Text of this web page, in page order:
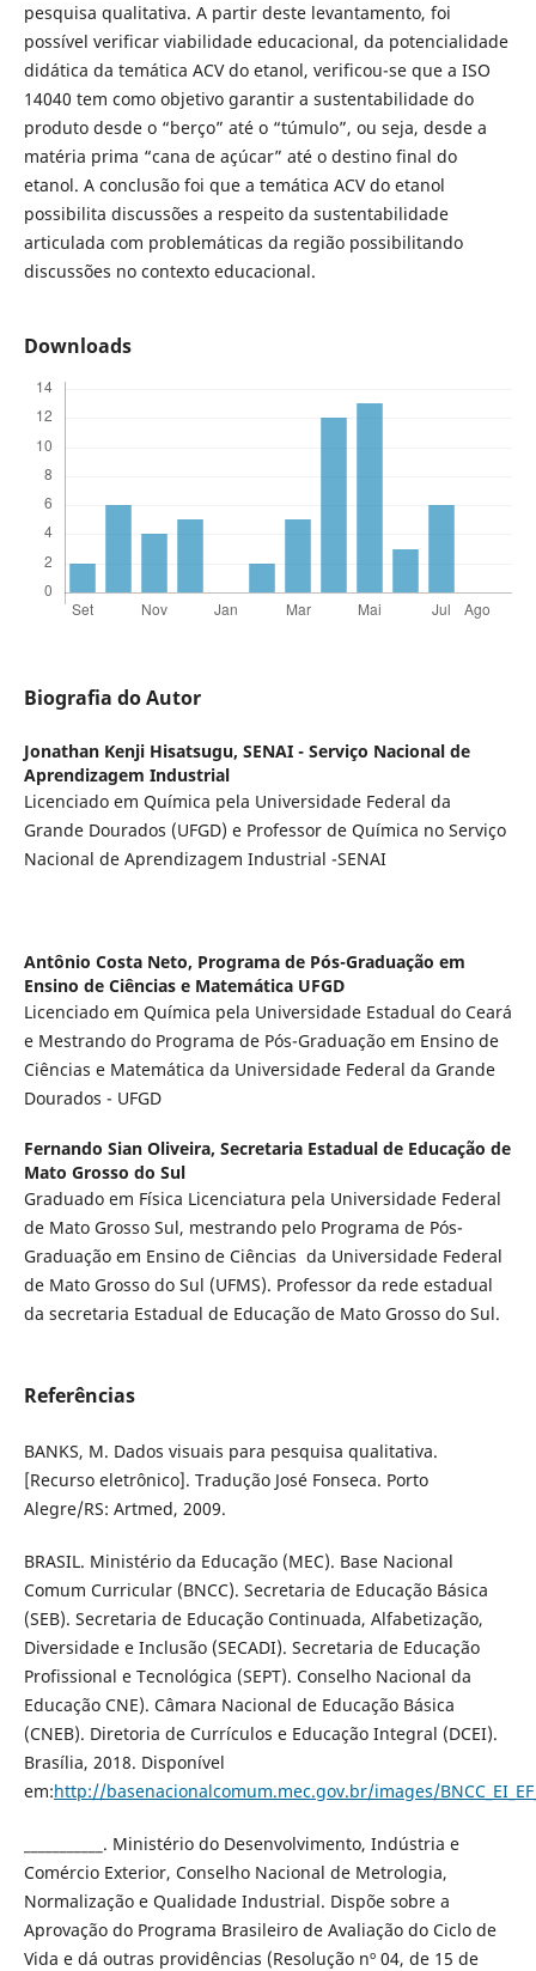
pesquisa qualitativa. A partir deste levantamento, foi
possível verificar viabilidade educacional, da potencialidade
didática da temática ACV do etanol, verificou-se que a ISO
14040 tem como objetivo garantir a sustentabilidade do
produto desde o “berço” até o “túmulo”, ou seja, desde a
matéria prima “cana de açúcar” até o destino final do
etanol. A conclusão foi que a temática ACV do etanol
possibilita discussões a respeito da sustentabilidade
articulada com problemáticas da região possibilitando
discussões no contexto educacional.
Downloads
Biografia do Autor
Jonathan Kenji Hisatsugu, SENAI - Serviço Nacional de
Aprendizagem Industrial
Licenciado em Química pela Universidade Federal da
Grande Dourados (UFGD) e Professor de Química no Serviço
Nacional de Aprendizagem Industrial -SENAI
Antônio Costa Neto, Programa de Pós-Graduação em
Ensino de Ciências e Matemática UFGD
Licenciado em Química pela Universidade Estadual do Ceará
e Mestrando do Programa de Pós-Graduação em Ensino de
Ciências e Matemática da Universidade Federal da Grande
Dourados - UFGD
Fernando Sian Oliveira, Secretaria Estadual de Educação de
Mato Grosso do Sul
Graduado em Física Licenciatura pela Universidade Federal
de Mato Grosso Sul, mestrando pelo Programa de Pós-
Graduação em Ensino de Ciências da Universidade Federal
de Mato Grosso do Sul (UFMS). Professor da rede estadual
da secretaria Estadual de Educação de Mato Grosso do Sul.
Referências
BANKS, M. Dados visuais para pesquisa qualitativa.
[Recurso eletrônico]. Tradução José Fonseca. Porto
Alegre/RS: Artmed, 2009.
BRASIL. Ministério da Educação (MEC). Base Nacional
Comum Curricular (BNCC). Secretaria de Educação Básica
(SEB). Secretaria de Educação Continuada, Alfabetização,
Diversidade e Inclusão (SECADI). Secretaria de Educação
Profissional e Tecnológica (SEPT). Conselho Nacional da
Educação CNE). Câmara Nacional de Educação Básica
(CNEB). Diretoria de Currículos e Educação Integral (DCEI).
Brasília, 2018. Disponível
em:http://basenacionalcomum.mec.gov.br/images/
___________. Ministério do Desenvolvimento, Indústria e
Comércio Exterior, Conselho Nacional de Metrologia,
Normalização e Qualidade Industrial. Dispõe sobre a
Aprovação do Programa Brasileiro de Avaliação do Ciclo de
Vida e dá outras providências (Resolução nº 04, de 15 de